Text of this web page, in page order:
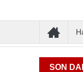
SON
Ötesine Geçen